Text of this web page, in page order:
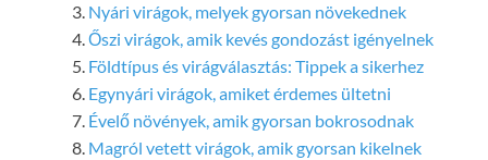
Nyári virágok, melyek gyorsan növekednek
Őszi virágok, amik kevés gondozást igényelnek
Földtípus és virágválasztás: Tippek a sikerhez
Egynyári virágok, amiket érdemes ültetni
Évelő növények, amik gyorsan bokrosodnak
Magról vetett virágok, amik gyorsan kikelnek